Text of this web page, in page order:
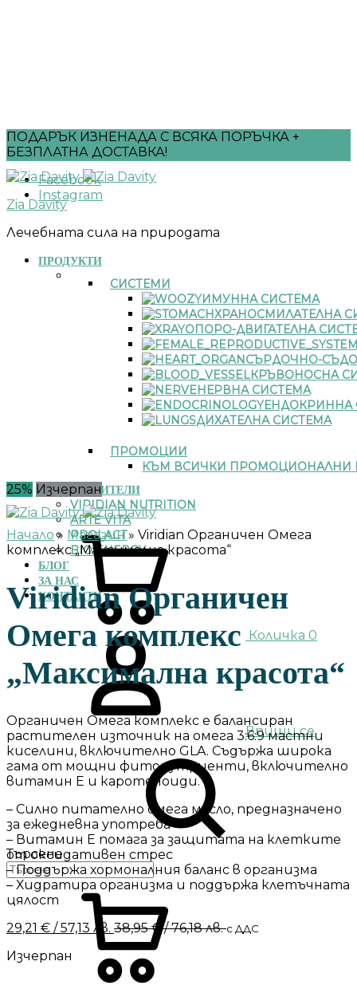
ПОДАРЪК ИЗНЕНАДА С ВСЯКА ПОРЪЧКА +
БЕЗПЛАТНА ДОСТАВКА!
Facebook
Instagram
Zia Davity
Лечебната сила на природата
ПРОДУКТИ
СИСТЕМИ
ИМУННА СИСТЕМА
ХРАНОСМИЛАТЕЛНА
ОПОРО-ДВИГАТЕЛНА
СЪРДОЧНО-
КРЪВОНОСНА
НЕРВНА СИСТЕМА
ЕНДОКРИННА
ДИХАТЕЛНА СИСТЕМА
ПРОМОЦИИ
КЪМ ВСИЧКИ ПРОМОЦИОНАЛНИ
ПРОИЗВОДИТЕЛИ
VIRIDIAN NUTRITION
ARTE VITA
PROLACT
BIO ENERGY
БЛОГ
ЗА НАС
КОНТАКТИ
Впиши се
Търсене
Количка 0
25% Изчерпан
Начало» Магазин» Viridian Органичен Омега
комплекс „Максимална красота“
Viridian Органичен
Омега комплекс
„Максимална красота“
Органичен Омега комплекс е балансиран
растителен източник на омега 3:6:9 мастни
киселини, включително GLA. Съдържа широка
гама от мощни фитонутриенти, включително
витамин Е и каротеноиди.
– Силно питателно омега масло, предназначено
за ежедневна употреба
– Витамин Е помага за защитата на клетките
от оксидативен стрес
– Поддържа хормоналния баланс в организма
– Хидратира организма и поддържа клетъчната
цялост
29,21 € / 57,13 лв. 38,95€ / 76,18 лв.с ДДС
Изчерпан